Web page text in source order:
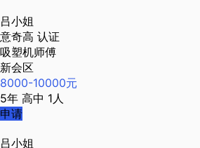
吕小姐
意奇高 认证
吸塑机师傅
新会区
8000-10000元
5年 高中 1人
申请
吕小姐